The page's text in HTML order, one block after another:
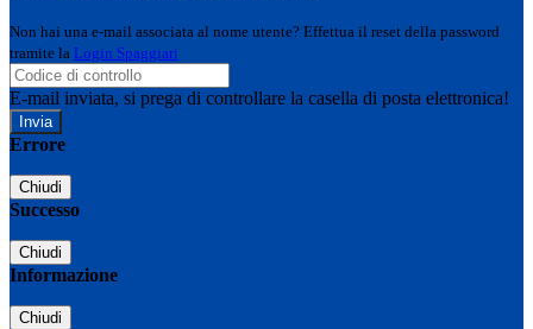
Non hai una e-mail associata al nome utente? Effettua il reset della password
tramite la Login Spaggiari
E-mail inviata, si prega di controllare la casella di posta elettronica!
Errore
Chiudi
Successo
Chiudi
Informazione
Chiudi